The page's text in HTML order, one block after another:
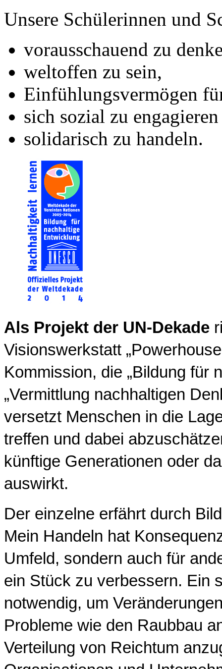
Unsere Schülerinnen und
vorausschauend zu
weltoffen zu sein,
Einfühlungsvermögen
sich sozial zu
solidarisch zu handeln.
Als Projekt der UN-Dekade
Visionswerkstatt
Kommission, die „Bildung für
„Vermittlung nachhaltigen
versetzt Menschen in die
treffen und dabei
künftige Generationen oder
auswirkt.
Der einzelne erfährt durch
Mein Handeln hat
Umfeld, sondern auch für
ein Stück zu verbessern. Ein
notwendig, um
Probleme wie den Raubbau
Verteilung von Reichtum